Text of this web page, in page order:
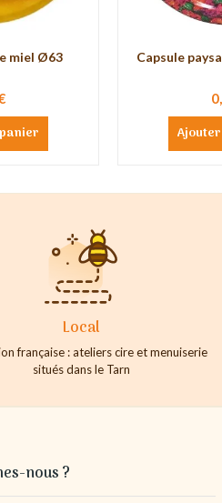
miel Ø63 Capsule
Local
française : ateliers cire et menuiserie
situés dans le Tarn
nous ?